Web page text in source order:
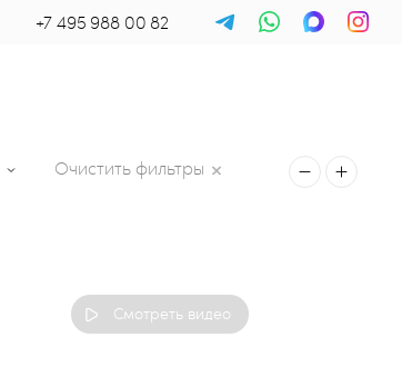
+7 495 988 00 82
Очистить фильтры
Смотреть видео